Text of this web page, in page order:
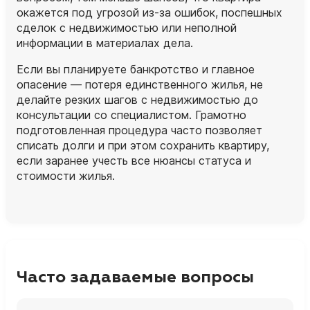
окажется под угрозой из‑за ошибок, поспешных
сделок с недвижимостью или неполной
информации в материалах дела.
Если вы планируете банкротство и главное
опасение — потеря единственного жилья, не
делайте резких шагов с недвижимостью до
консультации со специалистом. Грамотно
подготовленная процедура часто позволяет
списать долги и при этом сохранить квартиру,
если заранее учесть все нюансы статуса и
стоимости жилья.
Часто задаваемые вопросы